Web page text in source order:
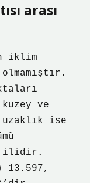
arası
iklim
ve
uzaklık ise
ilidir.
13.597,